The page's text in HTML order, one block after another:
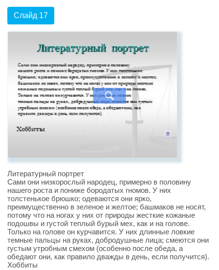
Слайд 17
Литературный портрет
Сами они низкорослый народец, примерно в половину
нашего роста и пониже бородатых гномов. У них
толстенькое брюшко; одеваются они ярко,
преимущественно в зеленое и желтое; башмаков не носят,
потому что на ногах у них от природы жесткие кожаные
подошвы и густой теплый бурый мех, как и на голове.
Только на голове он курчавится. У них длинные ловкие
темные пальцы на руках, добродушные лица; смеются они
густым утробным смехом (особенно после обеда, а
обедают они, как правило дважды в день, если получится).
Хоббиты